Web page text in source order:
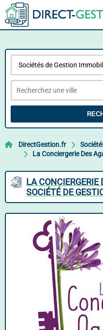
DirectGestion.fr
La Conciergerie Des
LA
SOCIÉTÉ DE